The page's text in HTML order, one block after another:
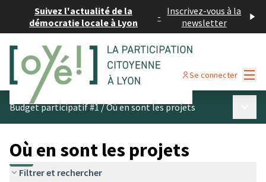
Suivez l'actualité de la
démocratie locale à Lyon
- Inscrivez-vous à la
newsletter
Se connecter
Budget participatif #1/Où en sont les projets
Où en sont les projets
Filtrer et rechercher